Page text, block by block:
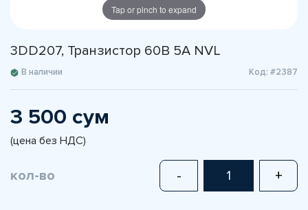
Tap or pinch to expand
3DD207, Транзистор 60В 5А NVL
В наличии Код: #2387
3 500 сум
(цена без НДС)
кол-во - +